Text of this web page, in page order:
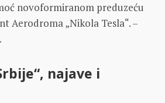
novoformiranom preduzeću
Aerodroma „Nikola Tesla“. –
najave i